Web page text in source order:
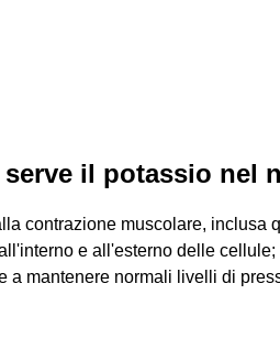
serve il potassio nel
contrazione muscolare,
e all'esterno delle
a mantenere normali livelli di